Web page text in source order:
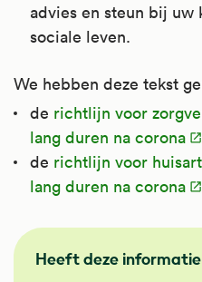
advies en steun bij
sociale leven.
We hebben deze tekst
de richtlijn voor
lang duren na corona
de richtlijn voor
lang duren na corona
FMS
NHGHeeft deze